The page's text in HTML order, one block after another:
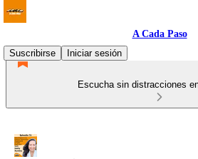
A Cada Paso
Suscribirse
Iniciar sesión
Escucha sin distracciones